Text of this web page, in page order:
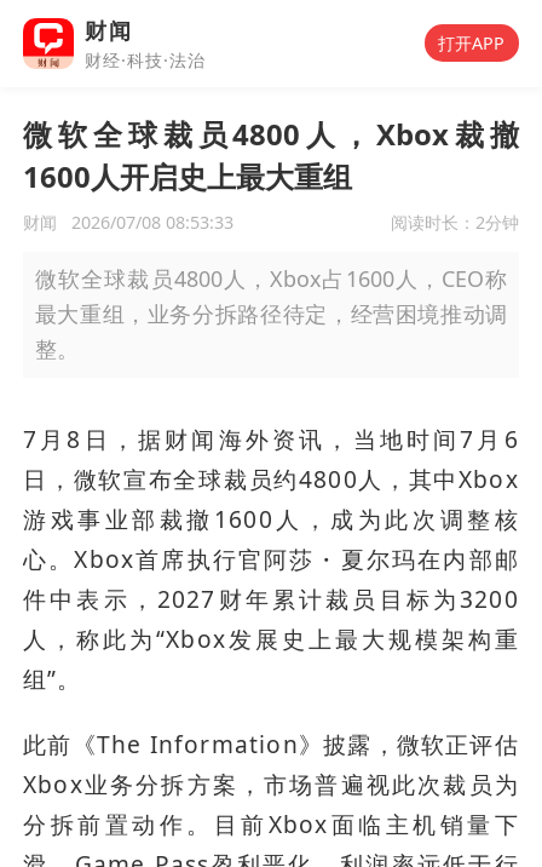
财闻
财经·科技·法治
打开APP
微软全球裁员4800人，Xbox裁撤
1600人开启史上最大重组
财闻 2026/07/08 08:53:33 阅读时长： 2分钟
微软全球裁员4800人，Xbox占1600人，CEO称
最大重组，业务分拆路径待定，经营困境推动调
整。
7月8日，据财闻海外资讯，当地时间7月6
日，微软宣布全球裁员约4800人，其中Xbox
游戏事业部裁撤1600人，成为此次调整核
心。Xbox首席执行官阿莎・夏尔玛在内部邮
件中表示，2027财年累计裁员目标为3200
人，称此为“Xbox发展史上最大规模架构重
组”。
此前《The Information》披露，微软正评估
Xbox业务分拆方案，市场普遍视此次裁员为
分拆前置动作。目前Xbox面临主机销量下